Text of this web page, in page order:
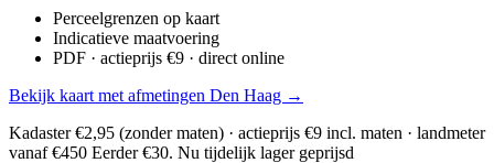
Perceelgrenzen op kaart
Indicatieve maatvoering
PDF · actieprijs €9 · direct online
Bekijk kaart met afmetingen Den Haag →
Kadaster €2,95 (zonder maten) · actieprijs €9 incl. maten · landmeter
vanaf €450 Eerder €30. Nu tijdelijk lager geprijsd